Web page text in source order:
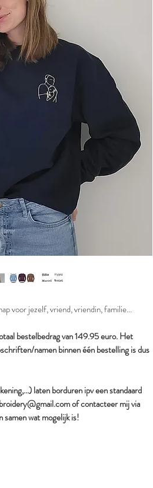
voor jezelf, vriend, vriendin, familie...
bestelbedrag van 149.95 euro. Het
namen binnen één bestelling is dus
laten borduren ipv een standaard
of contacteer mij via
samen wat mogelijk is!